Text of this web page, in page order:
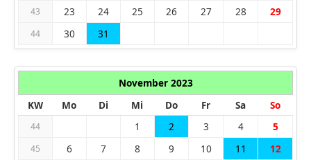
43 23 24 25 26 27 28 29
44 30 31
November 2023
KW
Mo Di Mi Do Fr Sa So
44 1 2 3 4 5
45 6 7 8 9 10 11 12